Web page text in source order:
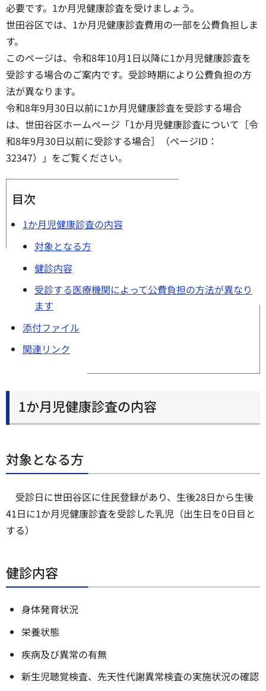
必要です。1か月児健康診査を受けましょう。
世田谷区では、1か月児健康診査費用の一部を公費負担しま
す。
このページは、令和8年10月1日以降に1か月児健康診査を
受診する場合のご案内です。受診時期により公費負担の方
法が異なります。
令和8年9月30日以前に1か月児健康診査を受診する場合
は、世田谷区ホームページ「1か月児健康診査について［令
和8年9月30日以前に受診する場合］（ページID：
32347）」をご覧ください。
目次
1か月児健康診査の内容
対象となる方
健診内容
受診する医療機関によって公費負担の方法が異なり
ます
添付ファイル
関連リンク
1か月児健康診査の内容
対象となる方
受診日に世田谷区に住民登録があり、生後28日から生後
41日に1か月児健康診査を受診した乳児（出生日を0日目と
する）
健診内容
身体発育状況
栄養状態
疾病及び異常の有無
新生児聴覚検査、先天性代謝異常検査の実施状況の確認